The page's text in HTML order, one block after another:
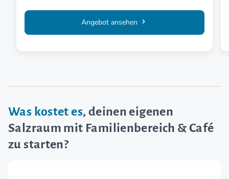
Angebot ansehen
Was kostet es, deinen eigenen
Salzraum mit Familienbereich & Café
zu starten?